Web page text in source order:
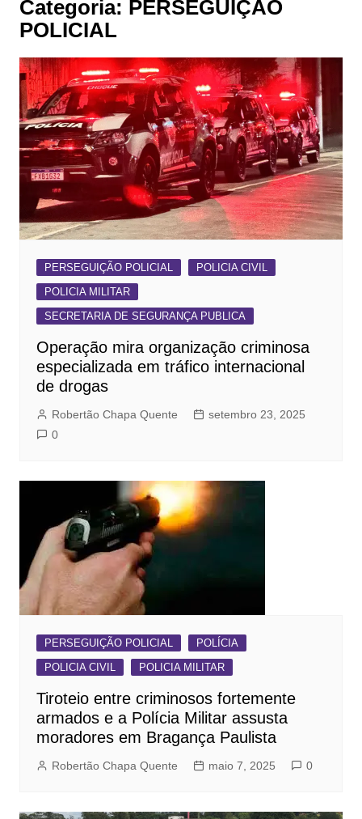
Categoria: PERSEGUIÇÃO
POLICIAL
PERSEGUIÇÃO POLICIAL
POLICIA CIVIL
POLICIA MILITAR
SECRETARIA DE SEGURANÇA PUBLICA
Operação mira organização criminosa
especializada em tráfico internacional
de drogas
Robertão Chapa Quente
setembro 23, 2025
0
PERSEGUIÇÃO POLICIAL
POLÍCIA
POLICIA CIVIL
POLICIA MILITAR
Tiroteio entre criminosos fortemente
armados e a Polícia Militar assusta
moradores em Bragança Paulista
Robertão Chapa Quente maio 7, 2025 0